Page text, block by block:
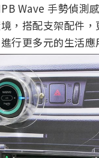
Wave 手勢偵測
，搭配支架配件
行更多元的生活應